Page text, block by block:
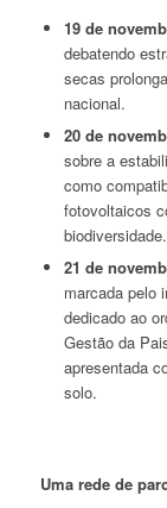
19 de
debatendo
secas
nacional.
20 de
sobre a
como
fotovoltaicos
biodiversidade.
21 de
marcada pelo
dedicado ao
Gestão da
apresentada
solo.
Uma rede de